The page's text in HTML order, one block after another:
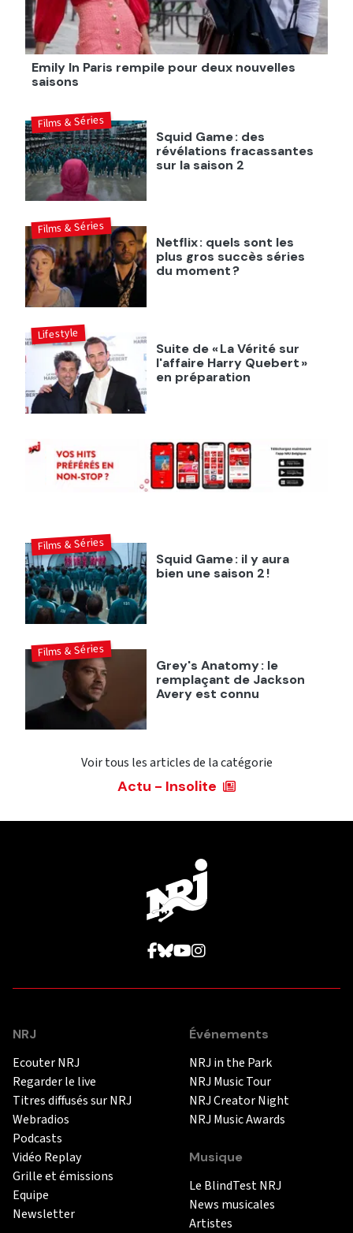
Emily In Paris rempile pour deux nouvelles
saisons
Squid Game : des
révélations fracassantes
sur la saison 2
Films & Séries
Netflix : quels sont les
plus gros succès séries
du moment ?
Films & Séries
Suite de « La Vérité sur
l'affaire Harry Quebert »
en préparation
Lifestyle
Squid Game : il y aura
bien une saison 2 !
Films & Séries
Grey's Anatomy : le
remplaçant de Jackson
Avery est connu
Films & Séries
Voir tous les articles de la catégorie
Actu - Insolite
NRJ
Ecouter NRJ
Regarder le live
Titres diffusés sur NRJ
Webradios
Podcasts
Vidéo Replay
Grille et émissions
Equipe
Newsletter
Événements
NRJ in the Park
NRJ Music Tour
NRJ Creator Night
NRJ Music Awards
Musique
Le BlindTest NRJ
News musicales
Artistes